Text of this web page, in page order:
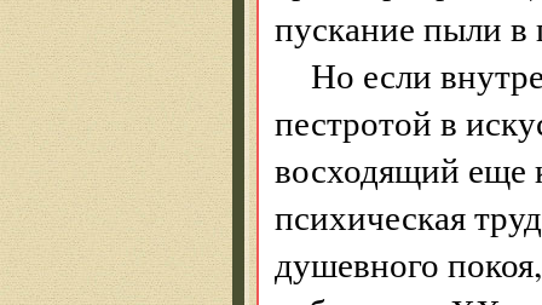
пускание пыли в
Но если
пестротой в
восходящий еще
психическая
душевного